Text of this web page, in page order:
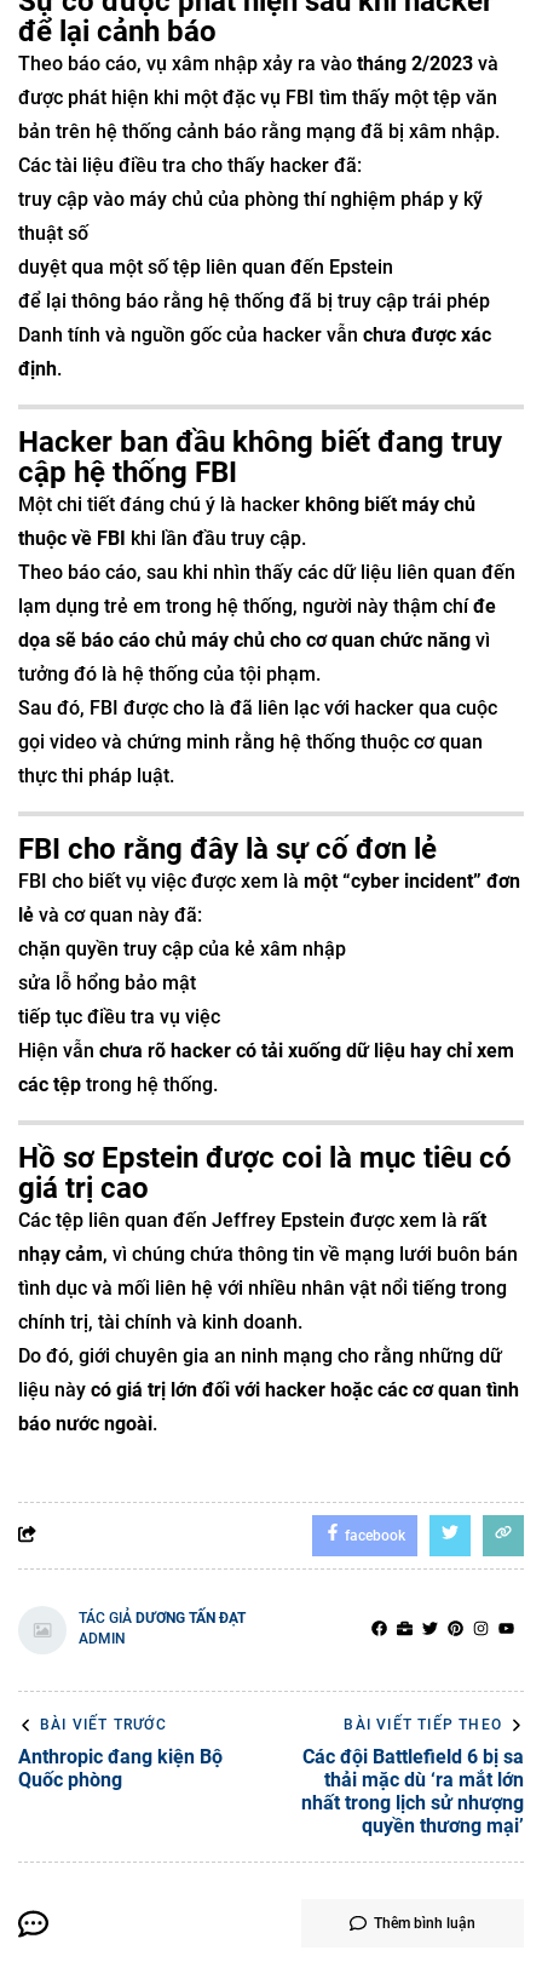
để lại cảnh báo
Theo báo cáo, vụ xâm nhập xảy ra vào tháng 2/2023 và
được phát hiện khi một đặc vụ FBI tìm thấy một tệp văn
bản trên hệ thống cảnh báo rằng mạng đã bị xâm nhập.
Các tài liệu điều tra cho thấy hacker đã:
truy cập vào máy chủ của phòng thí nghiệm pháp y kỹ
thuật số
duyệt qua một số tệp liên quan đến Epstein
để lại thông báo rằng hệ thống đã bị truy cập trái phép
Danh tính và nguồn gốc của hacker vẫn chưa được xác
định.
Hacker ban đầu không biết đang truy
cập hệ thống FBI
Một chi tiết đáng chú ý là hacker không biết máy chủ
thuộc về FBI khi lần đầu truy cập.
Theo báo cáo, sau khi nhìn thấy các dữ liệu liên quan đến
lạm dụng trẻ em trong hệ thống, người này thậm chíđe
dọa sẽ báo cáo chủ máy chủ cho cơ quan chức năng vì
tưởng đó là hệ thống của tội phạm.
Sau đó, FBI được cho là đã liên lạc với hacker qua cuộc
gọi video và chứng minh rằng hệ thống thuộc cơ quan
thực thi pháp luật.
FBI cho rằng đây là sự cố đơn lẻ
FBI cho biết vụ việc được xem là một “cyber incident” đơn
lẻ và cơ quan này đã:
chặn quyền truy cập của kẻ xâm nhập
sửa lỗ hổng bảo mật
tiếp tục điều tra vụ việc
Hiện vẫn chưa rõ hacker có tải xuống dữ liệu hay chỉ xem
các tệp trong hệ thống.
Hồ sơ Epstein được coi là mục tiêu có
giá trị cao
Các tệp liên quan đến Jeffrey Epstein được xem là rất
nhạy cảm, vì chúng chứa thông tin về mạng lưới buôn bán
tình dục và mối liên hệ với nhiều nhân vật nổi tiếng trong
chính trị, tài chính và kinh doanh.
Do đó, giới chuyên gia an ninh mạng cho rằng những dữ
liệu này có giá trị lớn đối với hacker hoặc các cơ quan tình
báo nước ngoài.
facebook
TÁC GIẢ DƯƠNG TẤN ĐẠT
ADMIN
BÀI VIẾT TRƯỚC
Anthropic đang kiện Bộ
Quốc phòng
BÀI VIẾT TIẾP THEO
Các đội Battlefield 6 bị sa
thải mặc dù ‘ra mắt lớn
nhất trong lịch sử nhượng
quyền thương mại’
Thêm bình luận